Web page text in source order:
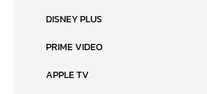
DISNEY PLUS
PRIME VIDEO
APPLE TV